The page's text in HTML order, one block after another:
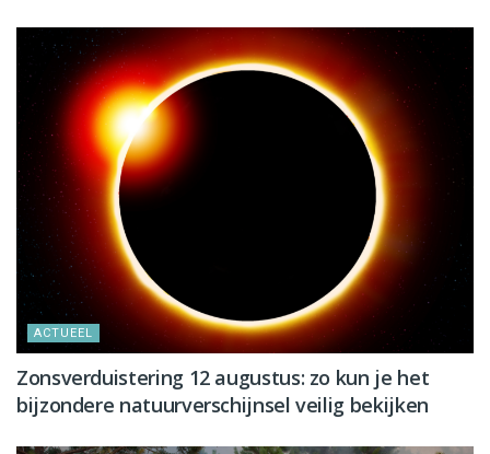
ACTUEEL
Zonsverduistering 12 augustus: zo kun je het
bijzondere natuurverschijnsel veilig bekijken